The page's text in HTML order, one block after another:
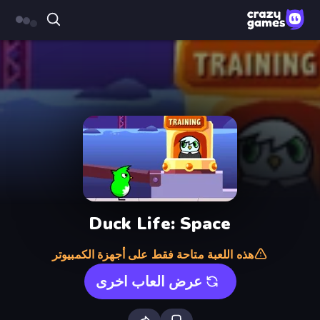
Duck Life: Space
هذه اللعبة متاحة فقط على أجهزة الكمبيوتر
عرض العاب اخرى